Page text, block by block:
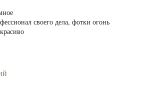
своего дела, фотки огонь